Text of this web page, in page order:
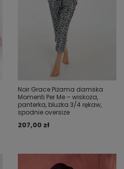
Noir Grace Piżama damska
Momenti Per Me – wiskoza,
panterka, bluzka 3/4 rękaw,
spodnie oversize
207,00 zł